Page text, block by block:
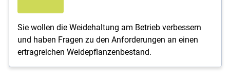
Sie wollen die Weidehaltung am Betrieb verbessern
und haben Fragen zu den Anforderungen an einen
ertragreichen Weidepflanzenbestand.